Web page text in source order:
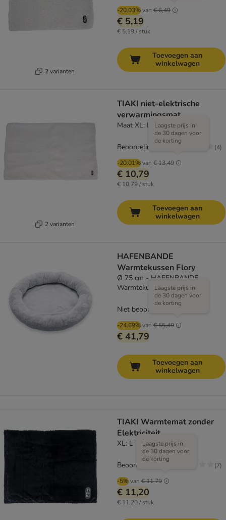
2 varianten
-20.03%van € 6,49
€ 5,19
€ 5,19 / stuk
Toevoegen aan
winkelwagen
2 varianten
TIAKI niet-elektrische
verwarmingsmat
Maat XL: L 110 x B 70 cm
-20.01%van € 13,49
Laagste prijs in
de 30 dagen voor
de korting
€ 10,79
€ 10,79 / stuk
Beoordeling: 2.8/5 (4)
Toevoegen aan
winkelwagen
HAFENBANDE
Warmtekussen Flory
Ø 75 cm - HAFENBANDE
Warmtekussen Flory
-24.69%van € 55,49
Laagste prijs in
de 30 dagen voor
de korting
€ 41,79
Niet beoordeeld
Toevoegen aan
winkelwagen
TIAKI Warmtemat zonder
Elektriciteit
XL: L 70 x B 110 cm
-5%van € 11,79
Laagste prijs in
de 30 dagen voor
de korting
€ 11,20
€ 11,20 / stuk
Beoordeling: 1.9/5 (7)